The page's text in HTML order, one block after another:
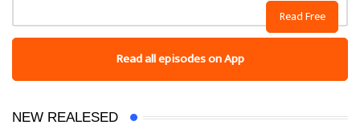
Read Free
Read all episodes on App
NEW REALESED